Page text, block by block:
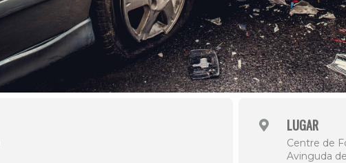
LUGAR
Centre de
Avinguda